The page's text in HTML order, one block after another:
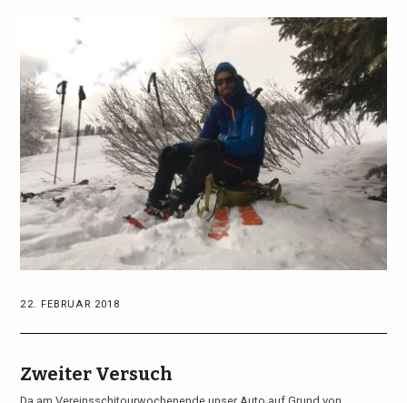
22. FEBRUAR 2018
Zweiter Versuch